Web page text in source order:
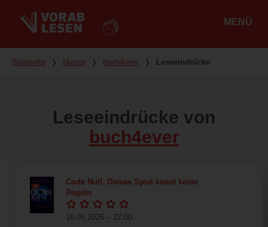
MENÜ
Du bist hier
Startseite ❭ Nutzer ❭ buch4ever ❭ Leseeindrücke
Leseeindrücke von
buch4ever
Code Null. Dieses Spiel kennt keine
Regeln
16.05.2026 – 22:00